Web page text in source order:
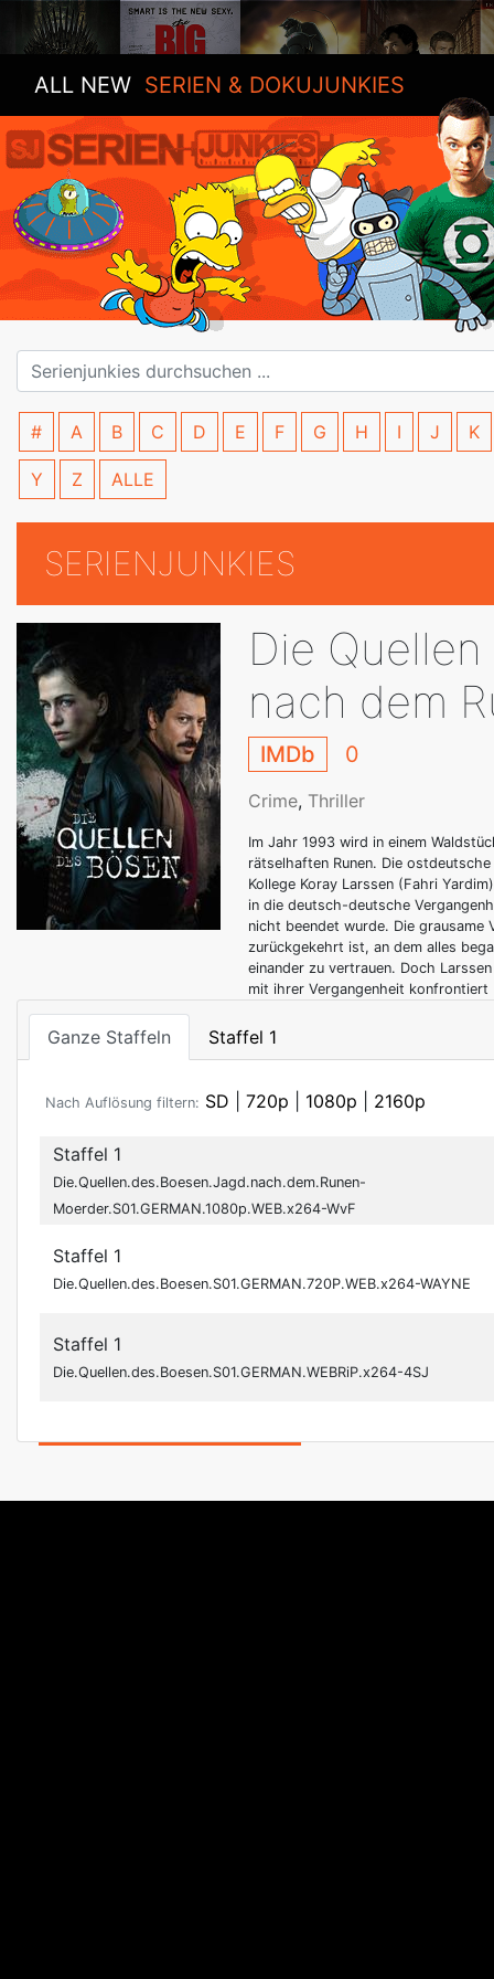
ALL NEW SERIEN & DOKUJUNKIES
# A B C D E F G H I J K
Y Z ALLE
SERIENJUNKIES
Die
nach dem
IMDb 0
Crime, Thriller
Im Jahr 1993 wird in einem
rätselhaften Runen. Die
Kollege Koray Larssen (Fahri
in die deutsch-deutsche
nicht beendet wurde. Die
zurückgekehrt ist, an dem alles
einander zu vertrauen. Doch
mit ihrer Vergangenheit konfrontiert
Ganze Staffeln Staffel 1
Nach Auflösung filtern: SD 720p 1080p 2160p
Staffel 1
Die.Quellen.des.Boesen.Jagd.nach.dem.Runen-
Moerder.S01.GERMAN.1080p.WEB.x264-WvF
Staffel 1
Die.Quellen.des.Boesen.S01.GERMAN.720P.WEB.x264-WAYNE
Staffel 1
Die.Quellen.des.Boesen.S01.GERMAN.WEBRiP.x264-4SJ